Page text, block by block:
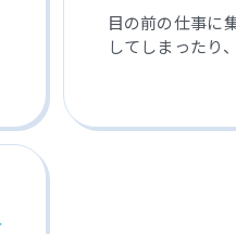
目の前の仕事に
してしまったり